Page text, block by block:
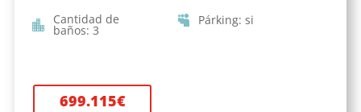
Cantidad de
baños: 3
Párking: si
699.115€